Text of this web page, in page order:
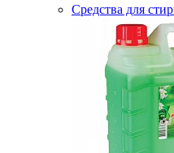
Средства для